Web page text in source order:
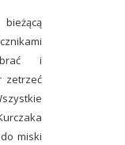
i
zetrzeć
miski